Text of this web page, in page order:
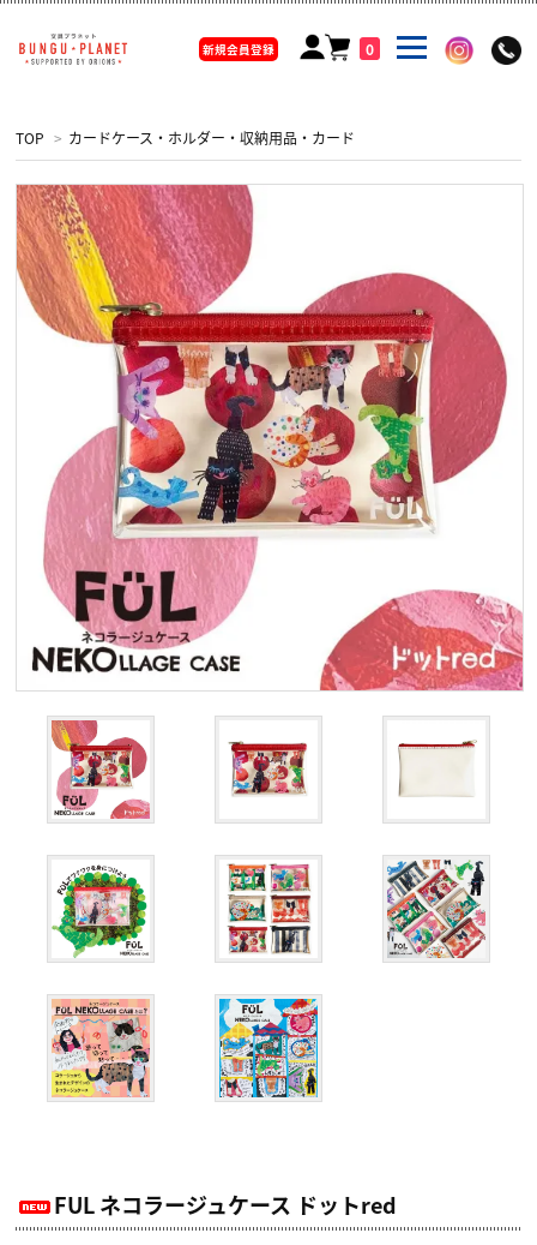
0
新規会員登録
TOP > カードケース・ホルダー・収納用品・カード
FUL ネコラージュケース ドットred